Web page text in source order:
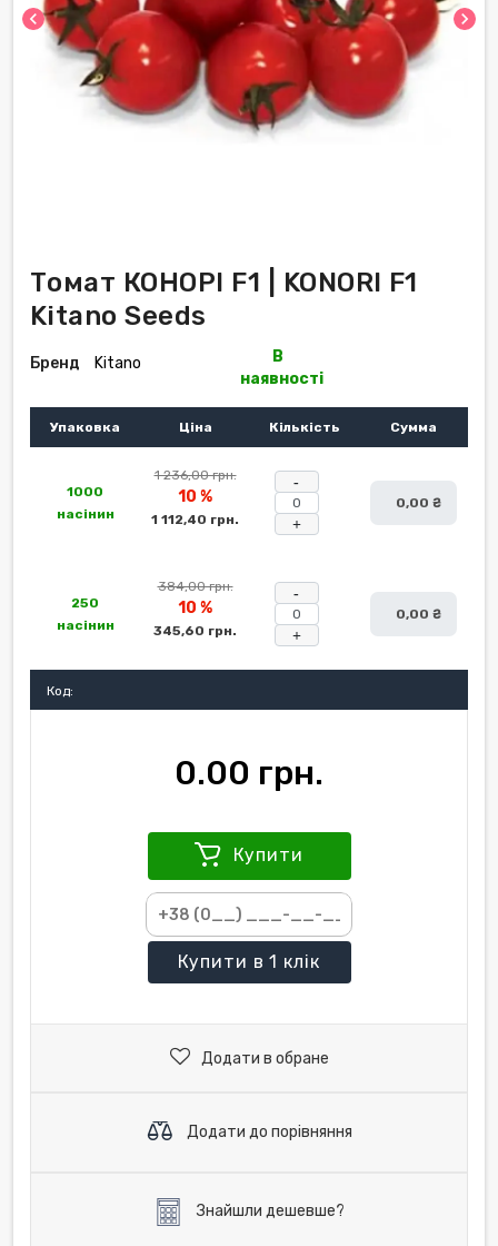
chevron_left chevron_right
Томат КОНОРІ F1 | KONORI F1
Kitano Seeds
Бренд Kitano
В
наявності
Упаковка Ціна Кількість Сумма
1000
насінин
1 236,00 грн.
10 %
1 112,40 грн. +
0,00 ₴
250
насінин
384,00 грн.
10 %
345,60 грн. +
0,00 ₴
Код:
0.00 грн.
Купити
Купити в 1 клік
Додати в обране
Додати до порівняння
Знайшли дешевше?